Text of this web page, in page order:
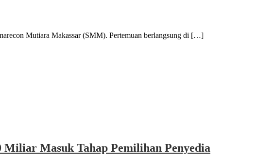
Mutiara Makassar (SMM). Pertemuan berlangsung di […]
Masuk Tahap Pemilihan Penyedia